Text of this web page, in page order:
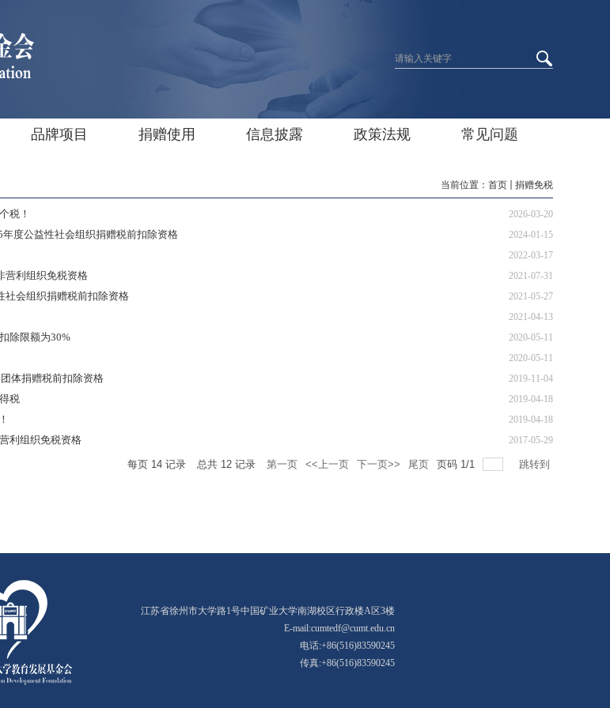
品牌项目 捐赠使用 信息披露 政策法规 常见问题
当前位置： 首页 捐赠免税
税！ 2026-03-20
度公益性社会组织捐赠税前扣除资格 2024-01-15
2022-03-17
营利组织免税资格 2021-07-31
社会组织捐赠税前扣除资格 2021-05-27
2021-04-13
除限额为30% 2020-05-11
2020-05-11
体捐赠税前扣除资格 2019-11-04
税 2019-04-18
2019-04-18
利组织免税资格 2017-05-29
每页 14 记录 总共 12 记录 第一页 <<上一页 下一页>> 尾页 页码 1/1 跳转到
江苏省徐州市大学路1号中国矿业大学南湖校区行政楼A区3楼
E-mail:cumtedf@cumt.edu.cn
电话:+86(516)83590245
传真:+86(516)83590245